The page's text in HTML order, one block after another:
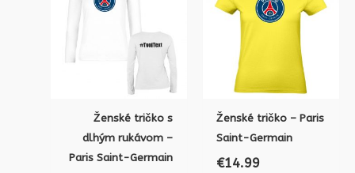
Ženské tričko s
dlhým rukávom –
Paris Saint-Germain
Ženské tričko – Paris
Saint-Germain
€14.99